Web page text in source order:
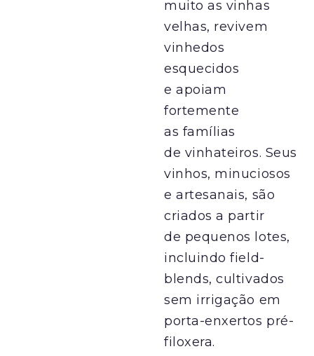
muito as vinhas
velhas, revivem
vinhedos
esquecidos
e apoiam
fortemente
as famílias
de vinhateiros. Seus
vinhos, minuciosos
e artesanais, são
criados a partir
de pequenos lotes,
incluindo field-
blends, cultivados
sem irrigação em
porta-enxertos pré-
filoxera.